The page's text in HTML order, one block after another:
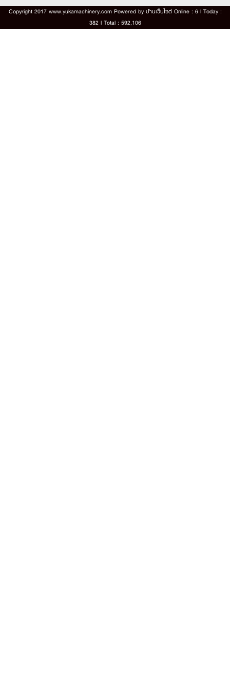
Copyright 2017 www.yukamachinery.com Powered by บ้านเว็บไซต์Online : 6 l Today :
382 l Total : 592,106